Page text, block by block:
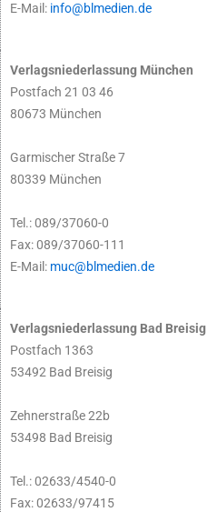
E-Mail: info@blmedien.de
Verlagsniederlassung München
Postfach 21 03 46
80673 München
Garmischer Straße 7
80339 München
Tel.: 089/37060-0
Fax: 089/37060-111
E-Mail: muc@blmedien.de
Verlagsniederlassung Bad Breisig
Postfach 1363
53492 Bad Breisig
Zehnerstraße 22b
53498 Bad Breisig
Tel.: 02633/4540-0
Fax: 02633/97415